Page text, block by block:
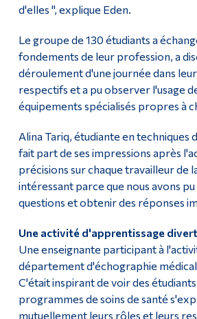
d'elles ", explique Eden.
Le groupe de 130 étudiants a
fondements de leur profession, a
déroulement d'une journée dans
respectifs et a pu observer l'usage
équipements spécialisés propres à
Alina Tariq, étudiante en techniques
fait part de ses impressions après
précisions sur chaque travailleur de
intéressant parce que nous avons
questions et obtenir des réponses
Une activité d'apprentissage
Une enseignante participant à
département d'échographie
C'était inspirant de voir des
programmes de soins de santé
mutuellement leurs rôles et leurs